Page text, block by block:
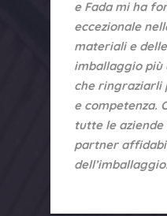
e Fada mi ha
eccezionale
materiali e
imballaggio più
che ringraziarli
e competenza.
tutte le aziende
partner